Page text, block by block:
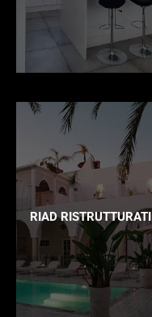
RIAD RISTRUTTURATI